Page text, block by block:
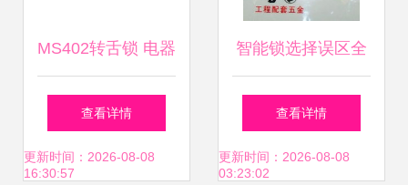
MS402转舌锁 电器
柜与电柜门锁的优
选批发设备_访问
查看详情
更新时间：2026-08-08
16:30:57
智能锁选择误区全
解析 避开这些坑，
选对宝信五金锁具
查看详情
更新时间：2026-08-08
03:23:02